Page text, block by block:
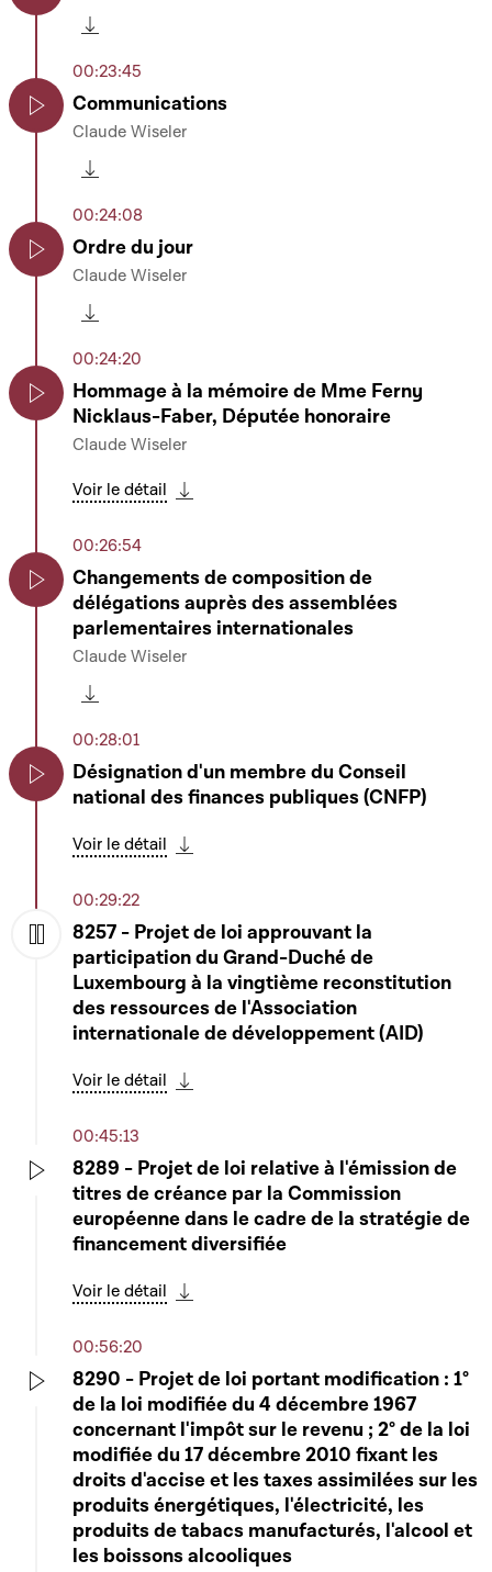
00:23:45
Communications
Claude Wiseler
00:24:08
Ordre du jour
Claude Wiseler
00:24:20
Hommage à la mémoire de Mme Ferny
Nicklaus-Faber, Députée honoraire
Claude Wiseler
Voir le détail
00:26:54
Changements de composition de
délégations auprès des assemblées
parlementaires internationales
Claude Wiseler
00:28:01
Désignation d'un membre du Conseil
national des finances publiques (CNFP)
Voir le détail
00:29:22
8257 - Projet de loi approuvant la
participation du Grand-Duché de
Luxembourg à la vingtième reconstitution
des ressources de l'Association
internationale de développement (AID)
Voir le détail
00:45:13
8289 - Projet de loi relative à l'émission de
titres de créance par la Commission
européenne dans le cadre de la stratégie de
financement diversifiée
Voir le détail
00:56:20
8290 - Projet de loi portant modification : 1°
de la loi modifiée du 4 décembre 1967
concernant l'impôt sur le revenu ; 2° de la loi
modifiée du 17 décembre 2010 fixant les
droits d'accise et les taxes assimilées sur les
produits énergétiques, l'électricité, les
produits de tabacs manufacturés, l'alcool et
les boissons alcooliques